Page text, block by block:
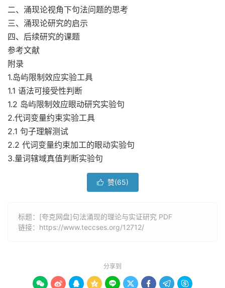
二、涌现论视角下句法问题的思考
三、涌现论研究的启示
四、后续研究的课题
参考文献
附录
1.岛屿限制效应实验工具
1.1 语法可接受性判断
1.2 岛屿限制效应眼动研究实验句
2.代词变量约束实验工具
2.1 句子理解测试
2.2 代词变量约束加工的眼动实验句
3.量词辖域真值判断实验句
 赞(65)
标题：[夸克网盘]句法涌现的理论与实证研究 PDF
链接： https://www.teccses.org/12712/
分享到
        